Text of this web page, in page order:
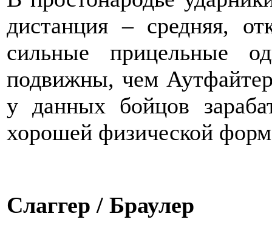
дистанция – средняя,
сильные прицельные
подвижны, чем
у данных бойцов
хорошей физической
Слаггер / Браулер